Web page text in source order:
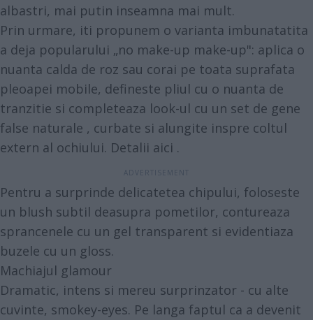
albastri, mai putin inseamna mai mult.
Prin urmare, iti propunem o varianta imbunatatita
a deja popularului „no make-up make-up": aplica o
nuanta calda de roz sau corai pe toata suprafata
pleoapei mobile, defineste pliul cu o nuanta de
tranzitie si completeaza look-ul cu un set de gene
false naturale , curbate si alungite inspre coltul
extern al ochiului. Detalii aici .
Pentru a surprinde delicatetea chipului, foloseste
un blush subtil deasupra pometilor, contureaza
sprancenele cu un gel transparent si evidentiaza
buzele cu un gloss.
Machiajul glamour
Dramatic, intens si mereu surprinzator - cu alte
cuvinte, smokey-eyes. Pe langa faptul ca a devenit